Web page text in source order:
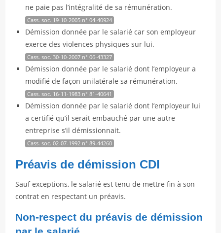
ne paie pas l’intégralité de sa rémunération.
Cass. soc. 19-10-2005 n° 04-40924
Démission donnée par le salarié car son employeur
exerce des violences physiques sur lui.
Cass. soc. 30-10-2007 n° 06-43327
Démission donnée par le salarié dont l’employeur a
modifié de façon unilatérale sa rémunération.
Cass. soc. 16-11-1983 n° 81-40641
Démission donnée par le salarié dont l’employeur lui
a certifié qu’il serait embauché par une autre
entreprise s’il démissionnait.
Cass. soc. 02-07-1992 n° 89-44260
Préavis de démission CDI
Sauf exceptions, le salarié est tenu de mettre fin à son
contrat en respectant un préavis.
Non-respect du préavis de démission